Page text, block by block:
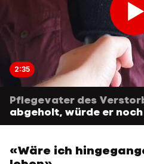
2:35
Pflegevater des
abgeholt, würde er
«Wäre ich